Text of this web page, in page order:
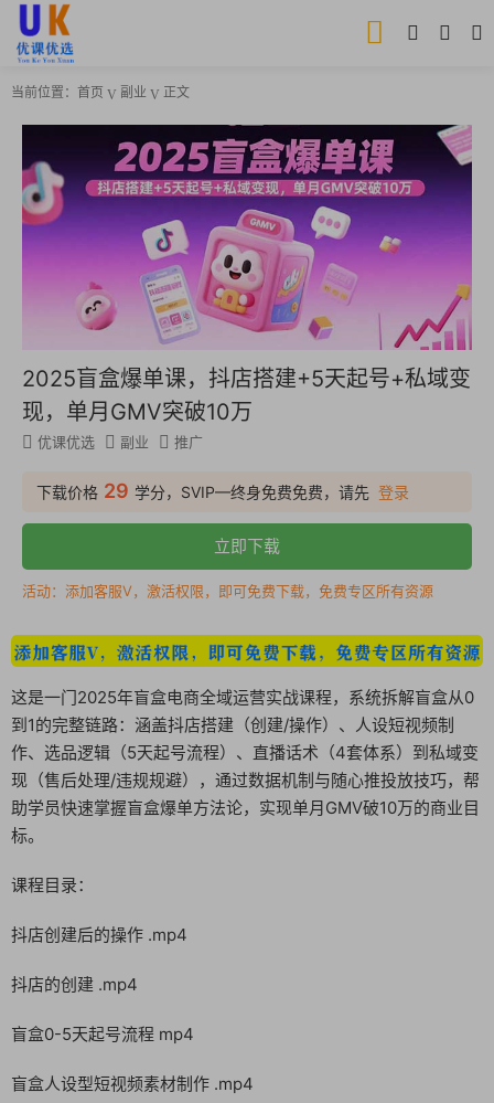
当前位置： 首页 副业 正文
2025盲盒爆单课，抖店搭建+5天起号+私域变
现，单月GMV突破10万
优课优选 副业 推广
下载价格 29 学分，SVIP—终身免费免费，请先 登录
立即下载
活动：添加客服V，激活权限，即可免费下载，免费专区所有资源
这是一门2025年盲盒电商全域运营实战课程，系统拆解盲盒从0
到1的完整链路：涵盖抖店搭建（创建/操作）、人设短视频制
作、选品逻辑（5天起号流程）、直播话术（4套体系）到私域变
现（售后处理/违规规避），通过数据机制与随心推投放技巧，帮
助学员快速掌握盲盒爆单方法论，实现单月GMV破10万的商业目
标。
课程目录：
抖店创建后的操作 .mp4
抖店的创建 .mp4
盲盒0-5天起号流程 mp4
盲盒人设型短视频素材制作 .mp4